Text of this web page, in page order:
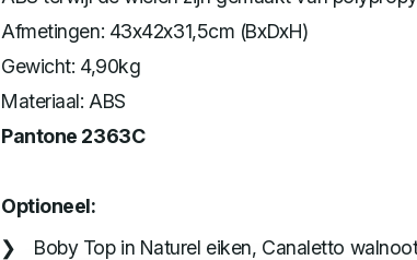
Afmetingen: 43x42x31,5cm (BxDxH)
Gewicht: 4,90kg
Materiaal: ABS
Pantone 2363C
Optioneel:
Boby Top in Naturel eiken, Canaletto